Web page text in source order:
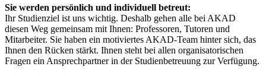
Sie werden persönlich und individuell betreut:
Ihr Studienziel ist uns wichtig. Deshalb gehen alle bei AKAD
diesen Weg gemeinsam mit Ihnen: Professoren, Tutoren und
Mitarbeiter. Sie haben ein motiviertes AKAD-Team hinter sich, das
Ihnen den Rücken stärkt. Ihnen steht bei allen organisatorischen
Fragen ein Ansprechpartner in der Studienbetreuung zur Verfügung.